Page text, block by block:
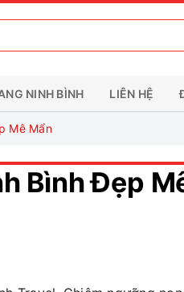
NINH BÌNH LIÊN HỆ
Mê Mẩn
Bình Đẹp